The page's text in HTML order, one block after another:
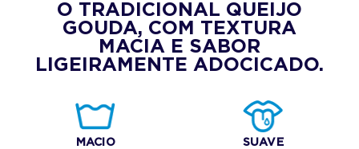
O TRADICIONAL QUEIJO
GOUDA, COM TEXTURA
MACIA E SABOR
LIGEIRAMENTE ADOCICADO.
MACIO SUAVE